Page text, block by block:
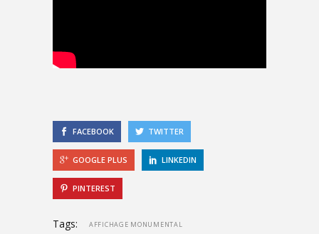
FACEBOOK TWITTER
GOOGLE PLUS LINKEDIN
PINTEREST
Tags: AFFICHAGE MONUMENTAL